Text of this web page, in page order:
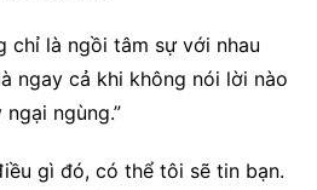
chỉ là ngồi tâm sự với nhau
ngay cả khi không nói lời nào
ngùng.”
gì đó, có thể tôi sẽ tin bạn.